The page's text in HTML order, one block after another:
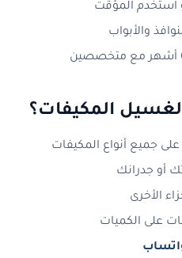
استخدم المؤقت
والأبواب
لغسيل المكيفات؟
جميع أنواع المكيفات
أو جدرانك
الأخرى
على الكميات